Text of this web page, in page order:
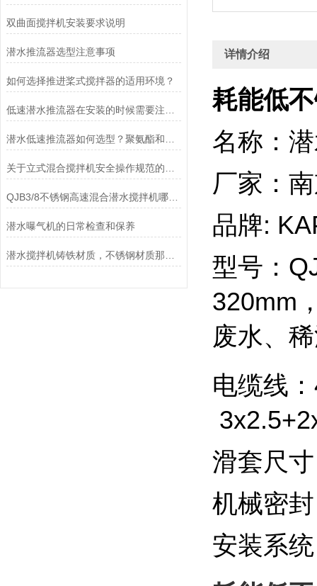
双曲面搅拌机安装要求说明
潜水推流器选型注意事项
如何选择推进桨式搅拌器的适用环境？
QJB3/8不锈钢高速混合潜水搅拌机哪里生产的质量好？
潜水曝气机的日常检查和保养
详情介绍
耗能低
名称：
厂家：
品牌:
型号：
320mm
废水、
电缆线
滑套尺
机械密
安装系